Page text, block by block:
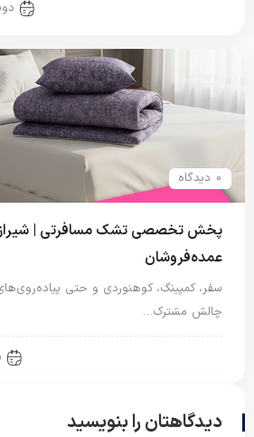
0 دیدگاه
پخش تخصصی تشک مسافرتی |
عمده‌فروشان
سفر، کمپینگ، کوهنوردی و حتی
چالش مشترک…
دیدگاهتان را بنویسید